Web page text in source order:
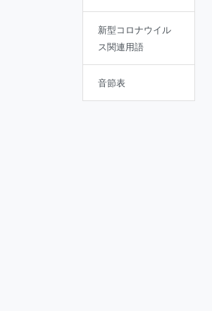
新型コロナウイル
ス関連用語
音節表